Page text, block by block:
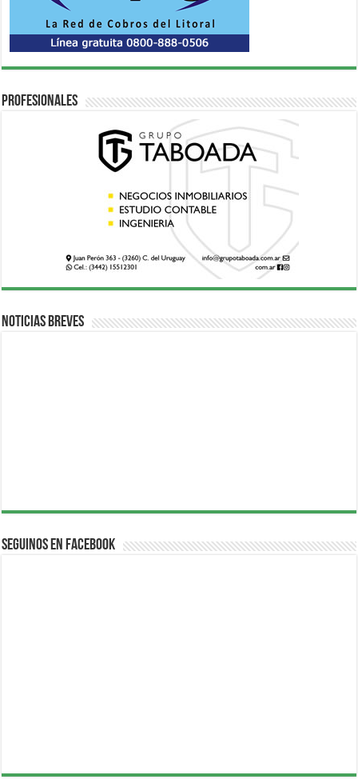
Profesionales
Noticias breves
Seguinos en Facebook